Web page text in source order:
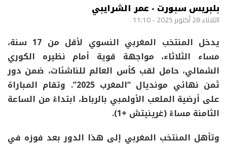
بلبريس سبورت - عمر الشرايبي
الثلاثاء 28 أكتوبر 2025 - 11:10
يدخل المنتخب المغربي النسوي لأقل من 17 سنة،
مساء الثلاثاء، مواجهة قوية أمام نظيره الكوري
الشمالي، حامل لقب كأس العالم للناشئات، ضمن دور
ثمن نهائي مونديال “المغرب 2025”. وتقام المباراة
على أرضية الملعب الأولمبي بالرباط، ابتداءً من الساعة
الثامنة مساءً (غرينيتش +1).
وتأهل المنتخب المغربي إلى هذا الدور بعد فوزه في